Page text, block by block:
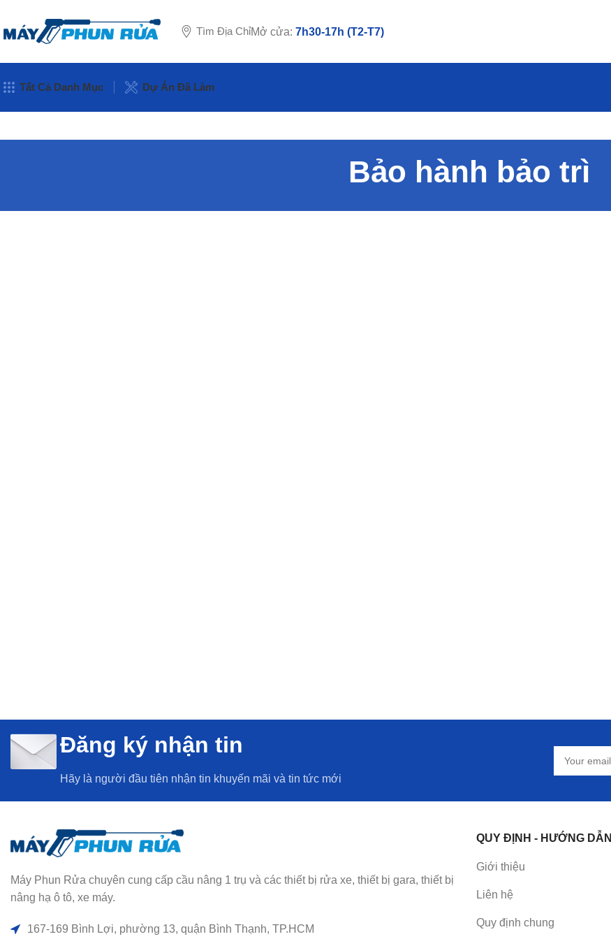
Tìm Địa ChỉMở cửa: 7h30-17h (T2-T7)
Tất Cả Danh Mục Dự Án Đã Làm
Bảo hành bảo trì
Đăng ký nhận tin
Hãy là người đầu tiên nhận tin khuyến mãi và tin tức mới
Máy Phun Rửa chuyên cung cấp cầu nâng 1 trụ và các thiết bị rửa xe, thiết bị gara, thiết bị
nâng hạ ô tô, xe máy.
167-169 Bình Lợi, phường 13, quận Bình Thạnh, TP.HCM
QUY ĐỊNH - HƯỚNG DẪN
Giới thiệu
Liên hệ
Quy định chung